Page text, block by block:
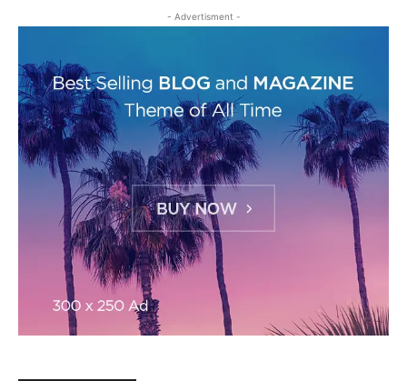
- Advertisment -